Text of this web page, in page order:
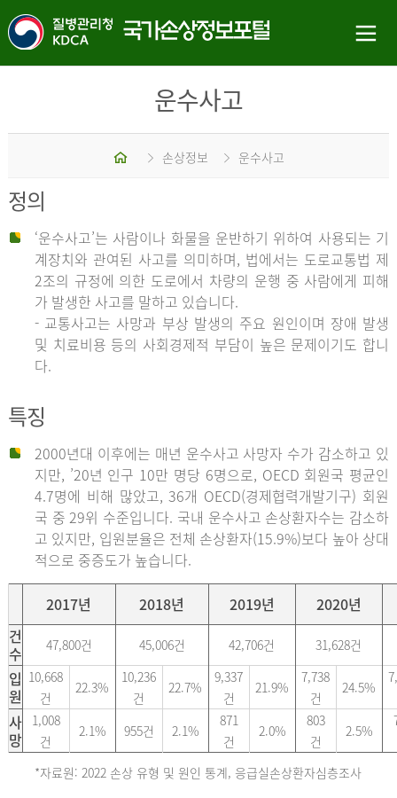
운수사고
홈 손상정보 운수사고
정의
‘운수사고’는 사람이나 화물을 운반하기 위하여 사용되는 기
계장치와 관여된 사고를 의미하며, 법에서는 도로교통법 제
2조의 규정에 의한 도로에서 차량의 운행 중 사람에게 피해
가 발생한 사고를 말하고 있습니다.
- 교통사고는 사망과 부상 발생의 주요 원인이며 장애 발생
및 치료비용 등의 사회경제적 부담이 높은 문제이기도 합니
다.
특징
2000년대 이후에는 매년 운수사고 사망자 수가 감소하고 있
지만, ’20년 인구 10만 명당 6명으로, OECD 회원국 평균인
4.7명에 비해 많았고, 36개 OECD(경제협력개발기구) 회원
국 중 29위 수준입니다. 국내 운수사고 손상환자수는 감소하
고 있지만, 입원분율은 전체 손상환자(15.9%)보다 높아 상대
적으로 중증도가 높습니다.
2017년 2018년 2019년
2020년
건
수
47,800건 45,006건 42,706건 31,628건
입
원
10,668
건
22.3%
10,236
건
22.7%
9,337
건
21.9%
7,738
건
24.5%
사
망
1,008
건
2.1% 955건 2.1%
871
건
2.0%
803
건
2.5%
*자료원: 2022 손상 유형 및 원인 통계, 응급실손상환자심층조사